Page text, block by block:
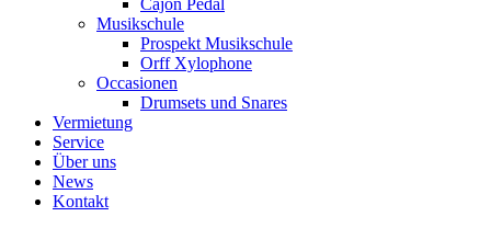
Cajon Pedal
Musikschule
Prospekt Musikschule
Orff Xylophone
Occasionen
Drumsets und Snares
Vermietung
Service
Über uns
News
Kontakt